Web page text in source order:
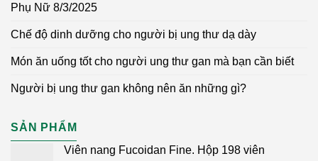
Phụ Nữ 8/3/2025
Chế độ dinh dưỡng cho người bị ung thư dạ dày
Món ăn uống tốt cho người ung thư gan mà bạn cần biết
Người bị ung thư gan không nên ăn những gì?
SẢN PHẨM
Viên nang Fucoidan Fine. Hộp 198 viên